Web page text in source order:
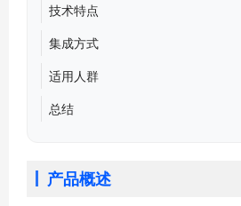
技术特点
集成方式
适用人群
总结
产品概述